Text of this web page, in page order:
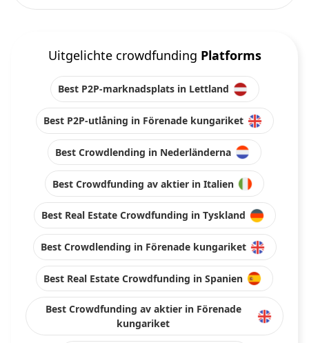
Uitgelichte crowdfunding Platforms
Best P2P-marknadsplats in Lettland
Best P2P-utlåning in Förenade kungariket
Best Crowdlending in Nederländerna
Best Crowdfunding av aktier in Italien
Best Real Estate Crowdfunding in Tyskland
Best Crowdlending in Förenade kungariket
Best Real Estate Crowdfunding in Spanien
Best Crowdfunding av aktier in Förenade
kungariket